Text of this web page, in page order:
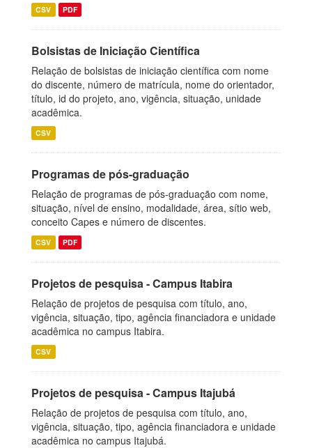
CSV PDF
Bolsistas de Iniciação Científica
Relação de bolsistas de iniciação científica com nome
do discente, número de matrícula, nome do orientador,
título, id do projeto, ano, vigência, situação, unidade
acadêmica.
CSV
Programas de pós-graduação
Relação de programas de pós-graduação com nome,
situação, nível de ensino, modalidade, área, sítio web,
conceito Capes e número de discentes.
CSV PDF
Projetos de pesquisa - Campus Itabira
Relação de projetos de pesquisa com título, ano,
vigência, situação, tipo, agência financiadora e unidade
acadêmica no campus Itabira.
CSV
Projetos de pesquisa - Campus Itajubá
Relação de projetos de pesquisa com título, ano,
vigência, situação, tipo, agência financiadora e unidade
acadêmica no campus Itajubá.